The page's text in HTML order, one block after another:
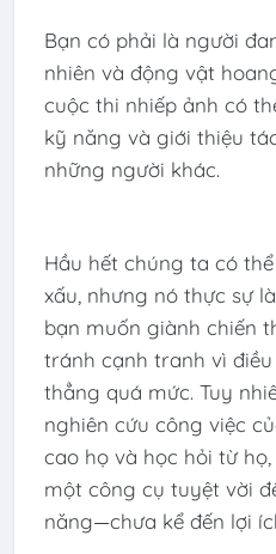
Bạn có phải là người
nhiên và động vật
cuộc thi nhiếp ảnh có
kỹ năng và giới thiệu
những người khác.
Hầu hết chúng ta có
xấu, nhưng nó thực sự
bạn muốn giành chiến
tránh cạnh tranh vì
thẳng quá mức. Tuy
nghiên cứu công việc
cao họ và học hỏi từ
một công cụ tuyệt vời
năng—chưa kể đến lợi